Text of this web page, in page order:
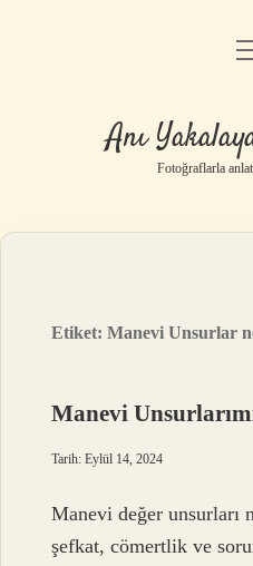
Yasal
Anı
Fotoğraflarla
Etiket:Manevi Unsurlar
Manevi
Tarih: Eylül 14, 2024
Manevi değer unsurları
şefkat, cömertlik ve